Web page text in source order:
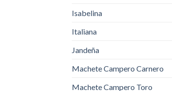
Isabelina
Italiana
Jandeña
Machete Campero Carnero
Machete Campero Toro